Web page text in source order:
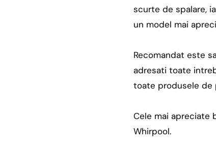
scurte de spalare,
un model mai
Recomandat este
adresati toate
toate produsele de
Cele mai apreciate
Whirpool.